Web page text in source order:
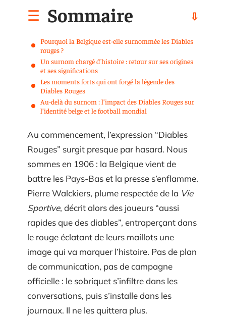
Sommaire
Pourquoi la Belgique est-elle surnommée les Diables
rouges ?
Un surnom chargé d’histoire : retour sur ses origines
et ses significations
Les moments forts qui ont forgé la légende des
Diables Rouges
Au-delà du surnom : l’impact des Diables Rouges sur
l’identité belge et le football mondial
Au commencement, l’expression “Diables
Rouges” surgit presque par hasard. Nous
sommes en 1906 : la Belgique vient de
battre les Pays-Bas et la presse s’enflamme.
Pierre Walckiers, plume respectée de la Vie
Sportive, décrit alors des joueurs “aussi
rapides que des diables”, entraperçant dans
le rouge éclatant de leurs maillots une
image qui va marquer l’histoire. Pas de plan
de communication, pas de campagne
officielle : le sobriquet s’infiltre dans les
conversations, puis s’installe dans les
journaux. Il ne les quittera plus.